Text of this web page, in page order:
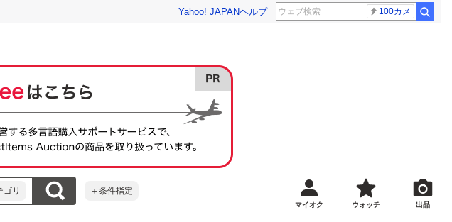
Yahoo! JAPANヘルプ 100カメ
ゴリ ＋条件指定
マイオク ウォッチ 出品